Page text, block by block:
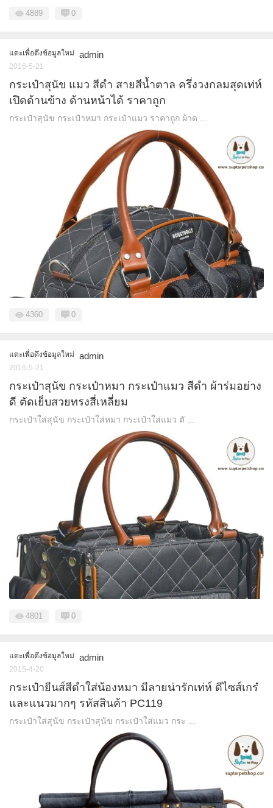
4889 0
แตะเพื่อดึงข้อมูลใหม่ admin
2016-5-21
กระเป๋าสุนัข แมว สีดำ สายสีน้ำตาล ครึ่งวงกลมสุดเท่ห์
เปิดด้านข้าง ด้านหน้าได้ ราคาถูก
กระเป๋าสุนัข กระเป๋าหมา กระเป๋าแมว ราคาถูก ผ้าด ...
4360 0
แตะเพื่อดึงข้อมูลใหม่ admin
2016-5-21
กระเป๋าสุนัข กระเป๋าหมา กระเป๋าแมว สีดำ ผ้าร่มอย่าง
ดี ตัดเย็บสวยทรงสี่เหลี่ยม
กระเป๋าใส่สุนัข กระเป๋าใส่หมา กระเป๋าใส่แมว ตั ...
4801 0
แตะเพื่อดึงข้อมูลใหม่ admin
2015-4-20
กระเป๋ายีนส์สีดำใส่น้องหมา มีลายน่ารักเท่ห์ ดีไซส์เกร๋
และแนวมากๆ รหัสสินค้า PC119
กระเป๋าใส่สุนัข กระเป๋าสุนัข กระเป๋าใส่แมว กระ ...